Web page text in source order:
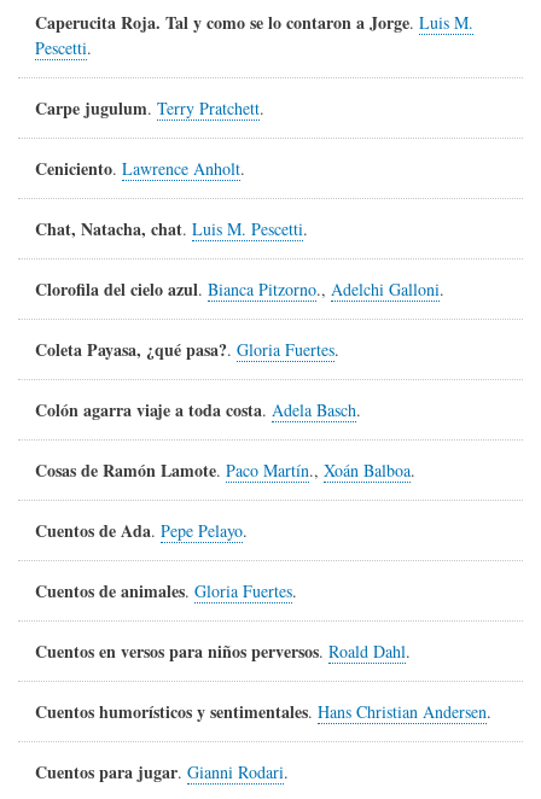
Caperucita Roja. Tal y como se lo contaron a Jorge. Luis M.
Pescetti.
Carpe jugulum. Terry Pratchett.
Ceniciento. Lawrence Anholt.
Chat, Natacha, chat. Luis M. Pescetti.
Clorofila del cielo azul. Bianca Pitzorno., Adelchi Galloni.
Coleta Payasa, ¿qué pasa?. Gloria Fuertes.
Colón agarra viaje a toda costa. Adela Basch.
Cosas de Ramón Lamote. Paco Martín., Xoán Balboa.
Cuentos de Ada. Pepe Pelayo.
Cuentos de animales. Gloria Fuertes.
Cuentos en versos para niños perversos. Roald Dahl.
Cuentos humorísticos y sentimentales. Hans Christian Andersen.
Cuentos para jugar. Gianni Rodari.